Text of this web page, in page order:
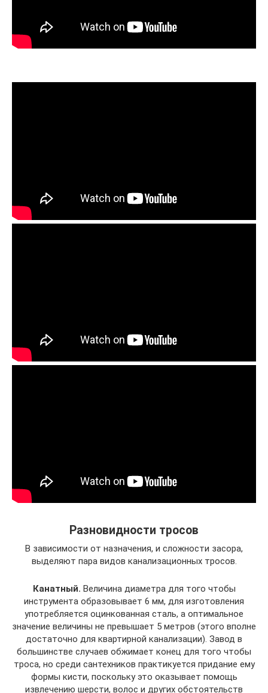
Разновидности тросов
В зависимости от назначения, и сложности засора,
выделяют пара видов канализационных тросов.
Канатный. Величина диаметра для того чтобы
инструмента образовывает 6 мм, для изготовления
употребляется оцинкованная сталь, а оптимальное
значение величины не превышает 5 метров (этого вполне
достаточно для квартирной канализации). Завод в
большинстве случаев обжимает конец для того чтобы
троса, но среди сантехников практикуется придание ему
формы кисти, поскольку это оказывает помощь
извлечению шерсти, волос и других обстоятельств